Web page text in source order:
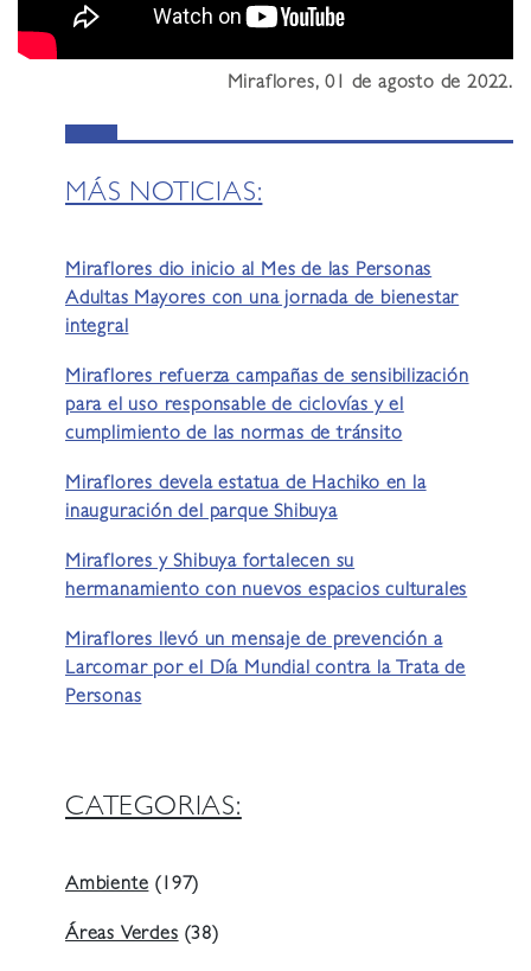
Miraflores, 01 de agosto de 2022.
MÁS NOTICIAS:
Miraflores dio inicio al Mes de las Personas
Adultas Mayores con una jornada de bienestar
integral
Miraflores refuerza campañas de sensibilización
para el uso responsable de ciclovías y el
cumplimiento de las normas de tránsito
Miraflores devela estatua de Hachiko en la
inauguración del parque Shibuya
Miraflores y Shibuya fortalecen su
hermanamiento con nuevos espacios culturales
Miraflores llevó un mensaje de prevención a
Larcomar por el Día Mundial contra la Trata de
Personas
CATEGORIAS:
Ambiente (197)
Áreas Verdes (38)